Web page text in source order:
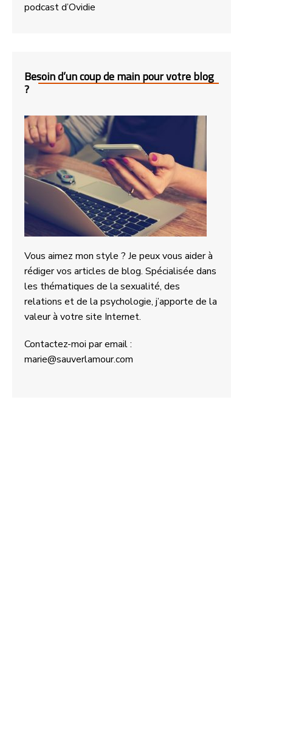
podcast d’Ovidie
Besoin d’un coup de main pour votre blog
?
Vous aimez mon style ? Je peux vous aider à
rédiger vos articles de blog. Spécialisée dans
les thématiques de la sexualité, des
relations et de la psychologie, j’apporte de la
valeur à votre site Internet.
Contactez-moi par email :
marie@sauverlamour.com